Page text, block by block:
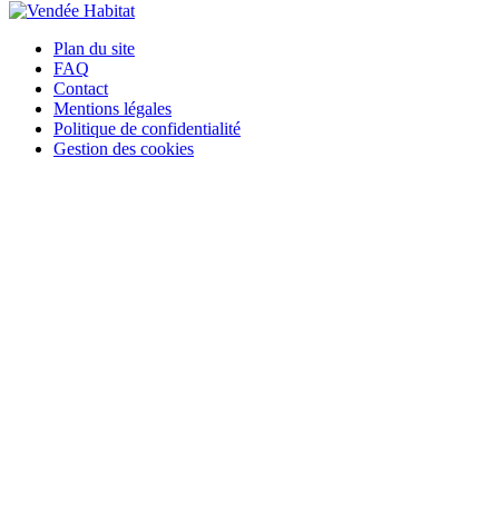
Plan du site
FAQ
Contact
Mentions légales
Politique de confidentialité
Gestion des cookies